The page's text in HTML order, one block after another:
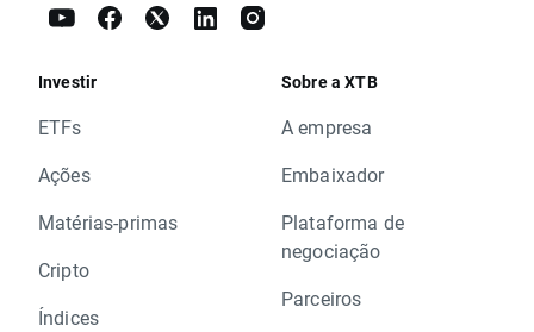
Investir
ETFs
Ações
Matérias-primas
Cripto
Índices
Sobre a XTB
A empresa
Embaixador
Plataforma de
negociação
Parceiros